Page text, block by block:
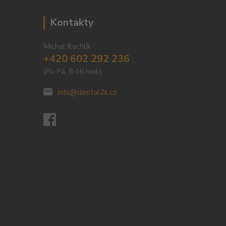
Kontakty
Michal Kachlík
+420 602 292 236
(Po-Pá, 8-16 hod.)
info@dental2k.cz